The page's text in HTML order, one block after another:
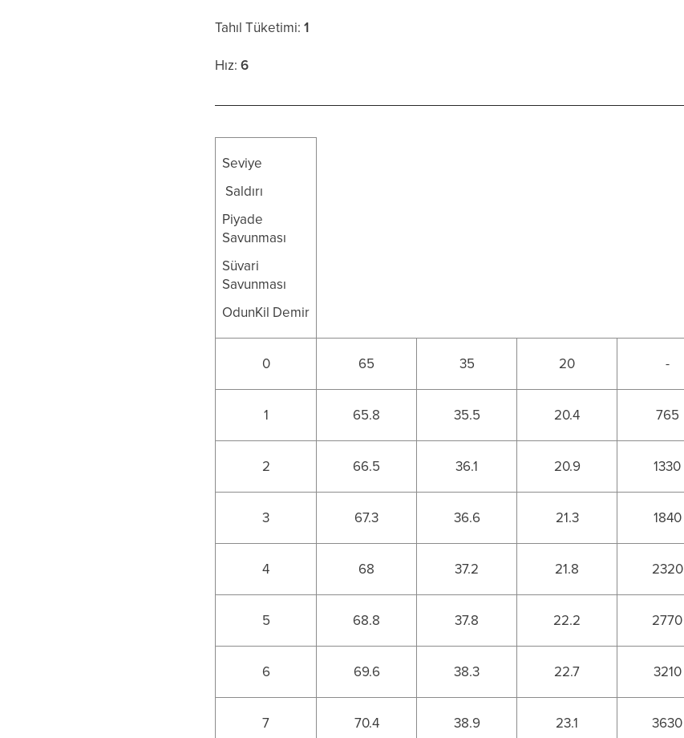
Tahıl Tüketimi:1
Hız:6
Seviye
Saldırı
Piyade
Savunması
Süvari
Savunması
OdunKil Demir
0 65 35 20 -
1 65.8 35.5 20.4 765
2 66.5 36.1 20.9 1330
3 67.3 36.6 21.3 1840
4 68 37.2 21.8 2320
5 68.8 37.8 22.2 2770
6 69.6 38.3 22.7 3210
7 70.4 38.9 23.1 3630